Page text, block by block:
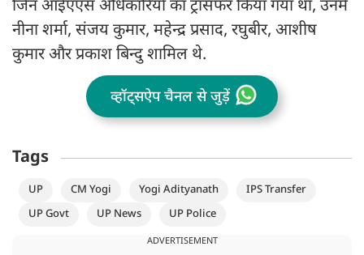
जिन आईएएस अधिकारियों का ट्रांसफर किया गया था, उनमें
नीना शर्मा, संजय कुमार, महेन्द्र प्रसाद, रघुबीर, आशीष
कुमार और प्रकाश बिन्दु शामिल थे.
व्हॉट्सऐप चैनल से जुड़ें
Tags
UP CM Yogi Yogi Adityanath
IPS Transfer
UP Govt
UP News UP Police
ADVERTISEMENT